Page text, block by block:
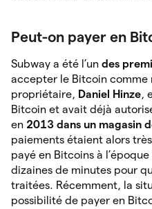
Peut-on payer en
Subway a été l’un des
accepter le Bitcoin comme
propriétaire, Daniel Hinze,
Bitcoin et avait déjà
en 2013 dans un magasin
paiements étaient alors
payé en Bitcoins à
dizaines de minutes pour
traitées. Récemment, la
possibilité de payer en